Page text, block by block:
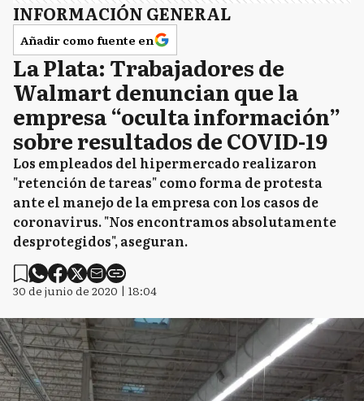
INFORMACIÓN GENERAL
Añadir como fuente en
La Plata: Trabajadores de
Walmart denuncian que la
empresa “oculta información”
sobre resultados de COVID-19
Los empleados del hipermercado realizaron
"retención de tareas" como forma de protesta
ante el manejo de la empresa con los casos de
coronavirus. "Nos encontramos absolutamente
desprotegidos", aseguran.
30 de junio de 2020 | 18:04